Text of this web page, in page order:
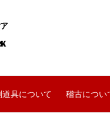
道具について 稽古につい